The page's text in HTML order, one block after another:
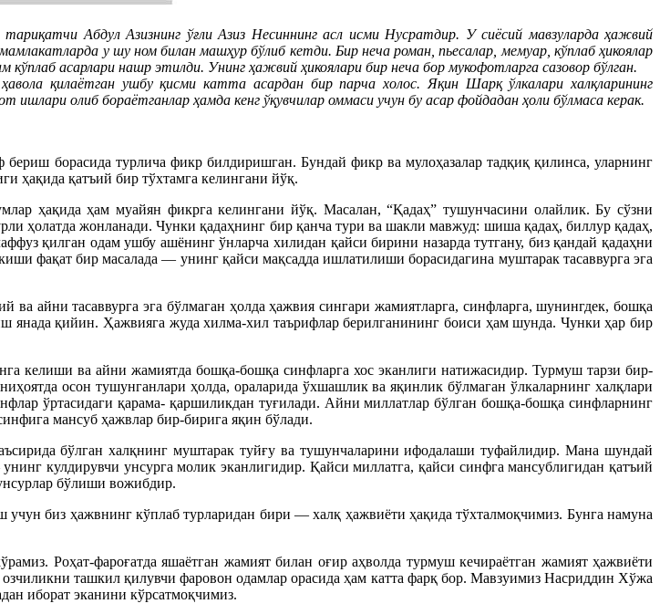
Абдул Азизнинг ўғли Азиз Несиннинг асл исми Нусратдир. У сиёсий мавзуларда ҳажвий
у шу ном билан машҳур бўлиб кетди. Бир неча роман, пьесалар, мемуар, кўплаб ҳикоялар
асарлари нашр этилди. Унинг ҳажвий ҳикоялари бир неча бор мукофотларга сазовор бўлган.
қилаётган ушбу қисми катта асардан бир парча холос. Яқин Шарқ ўлкалари халқларининг
олиб бораётганлар ҳамда кенг ўқувчилар оммаси учун бу асар фойдадан ҳоли бўлмаса керак.
борасида турлича фикр билдиришган. Бундай фикр ва мулоҳазалар тадқиқ қилинса, уларнинг
ҳақида қатъий бир тўхтамга келингани йўқ.
ҳақида ҳам муайян фикрга келингани йўқ. Масалан, “Қадаҳ” тушунчасини олайлик. Бу сўзни
ҳолатда жонланади. Чунки қадаҳнинг бир қанча тури ва шакли мавжуд: шиша қадаҳ, биллур қадаҳ,
қилган одам ушбу ашёнинг ўнларча хилидан қайси бирини назарда тутгану, биз қандай қадаҳни
фақат бир масалада — унинг қайси мақсадда ишлатилиши борасидагина муштарак тасаввурга эга
айни тасаввурга эга бўлмаган ҳолда ҳажвия сингари жамиятларга, синфларга, шунингдек, бошқа
янада қийин. Ҳажвияга жуда хилма-хил таърифлар берилганининг боиси ҳам шунда. Чунки ҳар бир
келиши ва айни жамиятда бошқа-бошқа синфларга хос эканлиги натижасидир. Турмуш тарзи бир-
осон тушунганлари ҳолда, ораларида ўхшашлик ва яқинлик бўлмаган ўлкаларнинг халқлари
ўртасидаги қарама- қаршиликдан туғилади. Айни миллатлар бўлган бошқа-бошқа синфларнинг
мансуб ҳажвлар бир-бирига яқин бўлади.
бўлган халқнинг муштарак туйғу ва тушунчаларини ифодалаши туфайлидир. Мана шундай
кулдирувчи унсурга молик эканлигидир. Қайси миллатга, қайси синфга мансублигидан қатъий
бўлиши вожибдир.
биз ҳажвнинг кўплаб турларидан бири — халқ ҳажвиёти ҳақида тўхталмоқчимиз. Бунга намуна
Роҳат-фароғатда яшаётган жамият билан оғир аҳволда турмуш кечираётган жамият ҳажвиёти
ташкил қилувчи фаровон одамлар орасида ҳам катта фарқ бор. Мавзуимиз Насриддин Хўжа
иборат эканини кўрсатмоқчимиз.